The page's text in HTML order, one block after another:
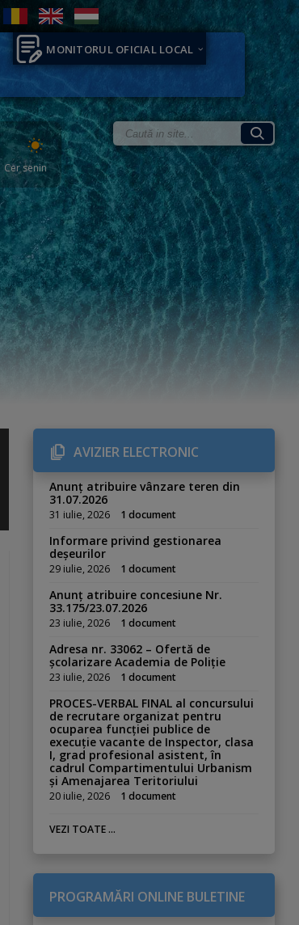
MONITORUL OFICIAL LOCAL
Cer senin
AVIZIER ELECTRONIC
Anunț atribuire vânzare teren din
31.07.2026
31 iulie, 2026 1 document
Informare privind gestionarea
deșeurilor
29 iulie, 2026 1 document
Anunț atribuire concesiune Nr.
33.175/23.07.2026
23 iulie, 2026 1 document
Adresa nr. 33062 – Ofertă de
școlarizare Academia de Poliție
23 iulie, 2026 1 document
PROCES-VERBAL FINAL al concursului
de recrutare organizat pentru
ocuparea funcției publice de
execuție vacante de Inspector, clasa
I, grad profesional asistent, în
cadrul Compartimentului Urbanism
și Amenajarea Teritoriului
20 iulie, 2026 1 document
VEZI TOATE ...
PROGRAMĂRI ONLINE BULETINE